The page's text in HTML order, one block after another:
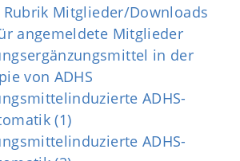
Rubrik Mitglieder/Downloads
angemeldete Mitglieder
in der
von ADHS
ADHS-
(1)
ADHS-